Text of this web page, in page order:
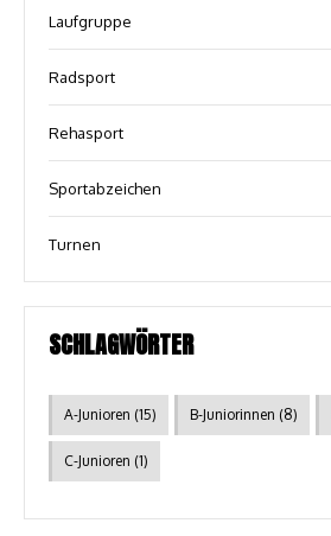
Laufgruppe
Radsport
Rehasport
Sportabzeichen
Turnen
SCHLAGWÖRTER
A-Junioren (15) B-Juniorinnen (8)
C-Junioren (1)